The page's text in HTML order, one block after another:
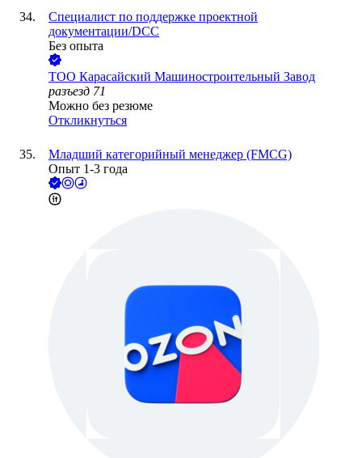
Специалист по поддержке проектной
документации/DCC
Без опыта
ТОО Карасайский Машиностроительный Завод
разъезд 71
Можно без резюме
Откликнуться
Младший категорийный менеджер (FMCG)
Опыт 1-3 года